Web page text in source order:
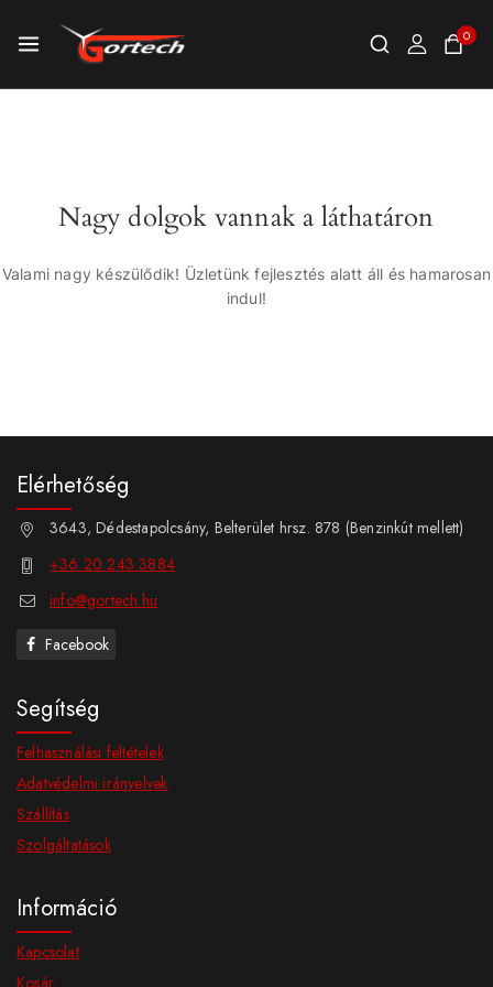
0
Nagy dolgok vannak a láthatáron
Valami nagy készülődik! Üzletünk fejlesztés alatt áll és hamarosan
indul!
Elérhetőség
3643, Dédestapolcsány, Belterület hrsz. 878 (Benzinkút mellett)
+36 20 243 3884
info@gortech.hu
Facebook
Segítség
Felhasználási feltételek
Adatvédelmi irányelvek
Szállítás
Szolgáltatások
Információ
Kapcsolat